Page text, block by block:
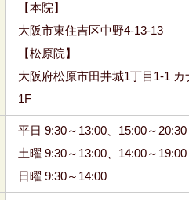
【本院】
大阪市東住吉区中野4-13-13
【松原院】
大阪府松原市田井城1丁目1-1
1F
平日 9:30～13:00、15:00～20:30
土曜 9:30～13:00、14:00～19:00
日曜 9:30～14:00